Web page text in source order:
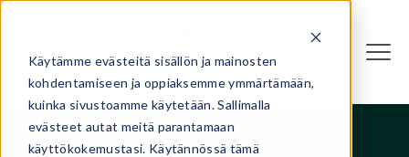
Käytämme evästeitä sisällön ja mainosten
kohdentamiseen ja oppiaksemme ymmärtämään,
kuinka sivustoamme käytetään. Sallimalla
evästeet autat meitä parantamaan
käyttökokemustasi. Käytännössä tämä